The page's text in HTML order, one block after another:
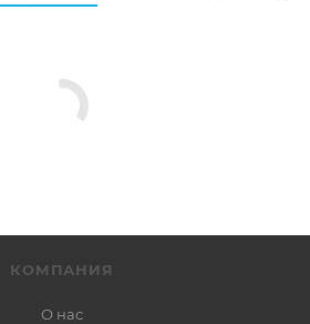
КОМПАНИЯ
О нас